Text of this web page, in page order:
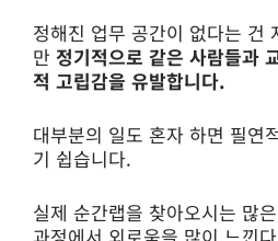
정해진 업무 공간이 없다는 건
만 정기적으로 같은 사람들과
적 고립감을 유발합니다.
대부분의 일도 혼자 하면 필연
기 쉽습니다.
실제 순간랩을 찾아오시는 많